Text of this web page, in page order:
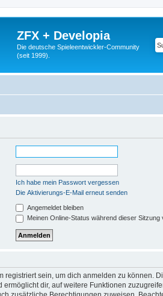
ZFX + Developia
Die deutsche Spieleentwickler-Community
(seit 1999).
Ich habe mein Passwort vergessen
Die Aktivierungs-E-Mail erneut senden
Angemeldet bleiben
Meinen Online-Status während dieser Sitzung
registriert sein, um dich anmelden zu können.
ermöglicht dir, auf weitere Funktionen